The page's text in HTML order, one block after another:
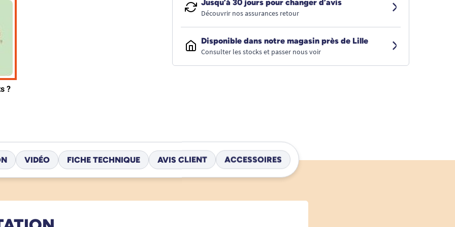
Jusqu’à 30 jours pour changer d’avis
Découvrir nos assurances retour
Disponible dans notre magasin près de Lille
Consulter les stocks et passer nous voir
VIDÉO FICHE TECHNIQUE AVIS CLIENT ACCESSOIRES